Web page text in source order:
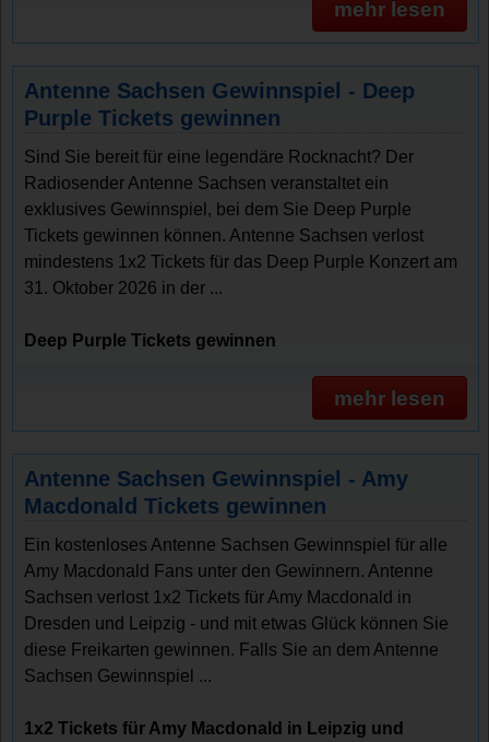
mehr lesen
Antenne Sachsen Gewinnspiel - Deep
Purple Tickets gewinnen
Sind Sie bereit für eine legendäre Rocknacht? Der
Radiosender Antenne Sachsen veranstaltet ein
exklusives Gewinnspiel, bei dem Sie Deep Purple
Tickets gewinnen können. Antenne Sachsen verlost
mindestens 1x2 Tickets für das Deep Purple Konzert am
31. Oktober 2026 in der ...
Deep Purple Tickets gewinnen
mehr lesen
Antenne Sachsen Gewinnspiel - Amy
Macdonald Tickets gewinnen
Ein kostenloses Antenne Sachsen Gewinnspiel für alle
Amy Macdonald Fans unter den Gewinnern. Antenne
Sachsen verlost 1x2 Tickets für Amy Macdonald in
Dresden und Leipzig - und mit etwas Glück können Sie
diese Freikarten gewinnen. Falls Sie an dem Antenne
Sachsen Gewinnspiel ...
1x2 Tickets für Amy Macdonald in Leipzig und